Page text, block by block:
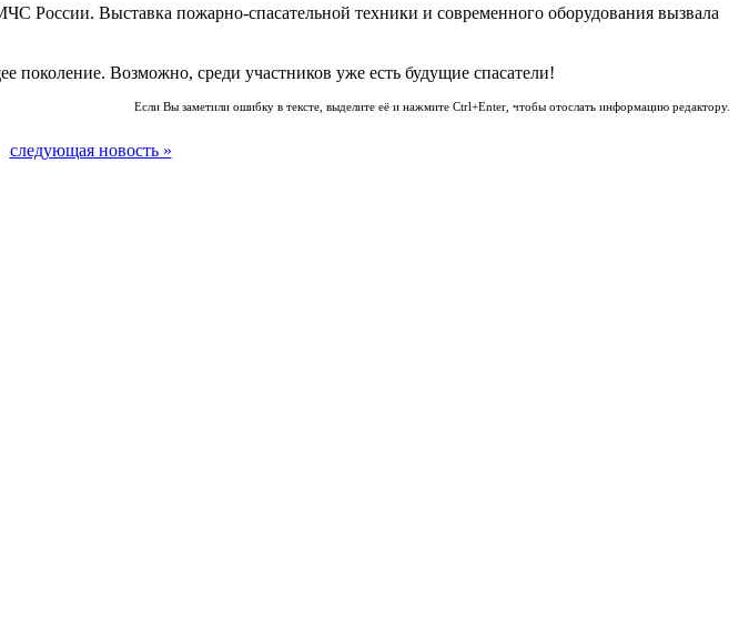
России. Выставка пожарно-спасательной техники и современного оборудования вызвала
поколение. Возможно, среди участников уже есть будущие спасатели!
Если Вы заметили ошибку в тексте, выделите её и нажмите Ctrl+Enter, чтобы отослать информацию редактору.
следующая новость »